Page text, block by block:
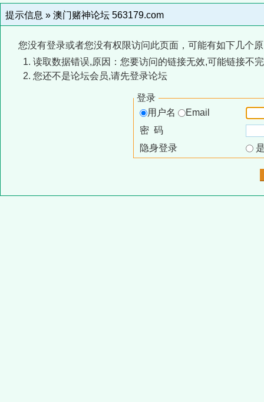
提示信息 » 澳门赌神论坛 563179.com
您没有登录或者您没有权限访问此页面，可能有如下几个
读取数据错误,原因：您要访问的链接无效,可能链接不
您还不是论坛会员,请先登录论坛
登录
用户名
Email
密 码
隐身登录